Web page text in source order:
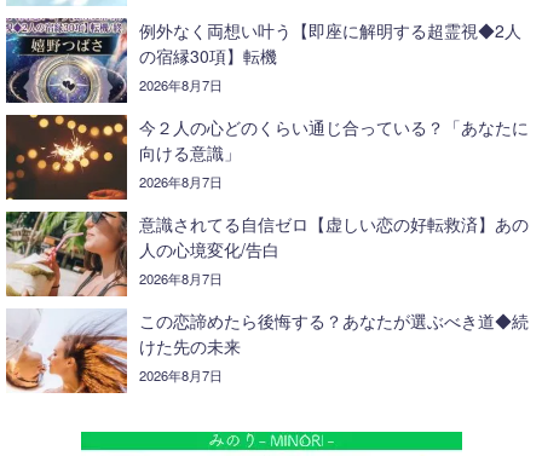
例外なく両想い叶う【即座に解明する超霊視◆2人
の宿縁30項】転機
2026年8月7日
今２人の心どのくらい通じ合っている？「あなたに
向ける意識」
2026年8月7日
意識されてる自信ゼロ【虚しい恋の好転救済】あの
人の心境変化/告白
2026年8月7日
この恋諦めたら後悔する？あなたが選ぶべき道◆続
けた先の未来
2026年8月7日